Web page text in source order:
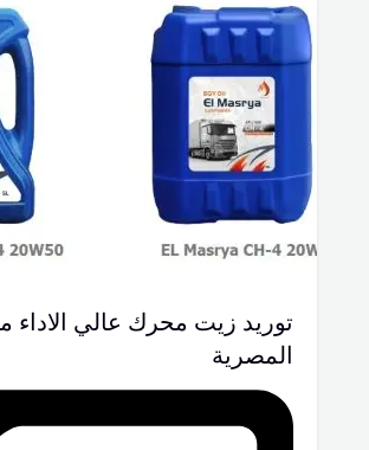
توريد زيت محرك عالي
المصرية